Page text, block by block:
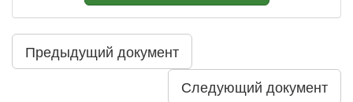
Предыдущий документ
Следующий документ